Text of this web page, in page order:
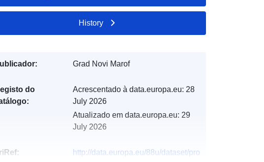
History
Grad Novi Marof
do
Acrescentado à data.europa.eu: 28
July 2026
Atualizado em data.europa.eu: 29
July 2026
http://data.europa.eu/88u/dataset/pro